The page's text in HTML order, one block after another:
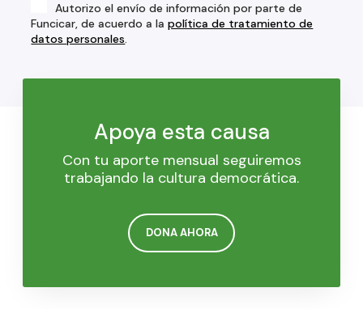
Autorizo el envío de información por parte de
Funcicar, de acuerdo a lapolítica de tratamiento de
datos personales.
Apoya esta causa
Con tu aporte mensual seguiremos
trabajando la cultura democrática.
DONA AHORA